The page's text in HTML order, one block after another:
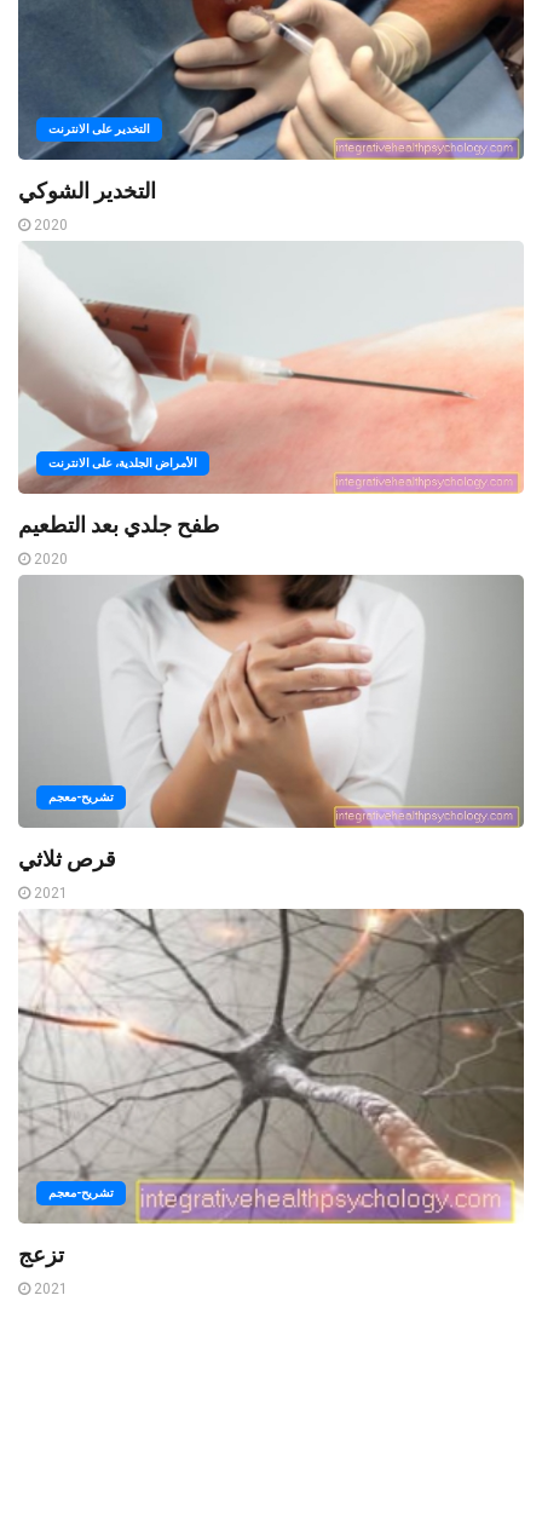
التخدير على الانترنت
التخدير الشوكي
2020
الأمراض الجلدية، على الانترنت
طفح جلدي بعد التطعيم
2020
تشريح-معجم
قرص ثلاثي
2021
تشريح-معجم
تزعج
2021